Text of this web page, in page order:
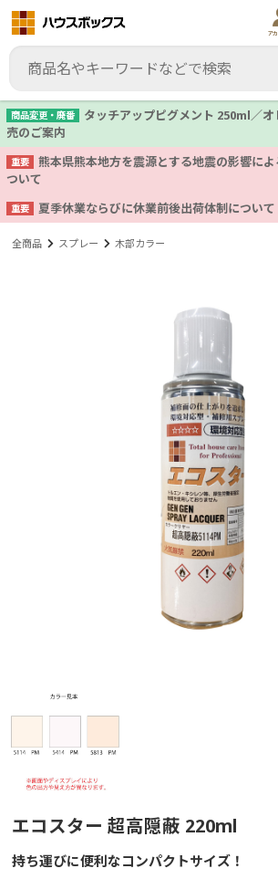
商品変更・廃番
タッチアップピグメント 250ml／
売のご案内
重要
熊本県熊本地方を震源とする地震の影響に
ついて
重要 夏季休業ならびに休業前後出荷体制について
ア
全商品 スプレー 木部カラー
エコスター 超高隠蔽 220ml
持ち運びに便利なコンパクトサイズ！